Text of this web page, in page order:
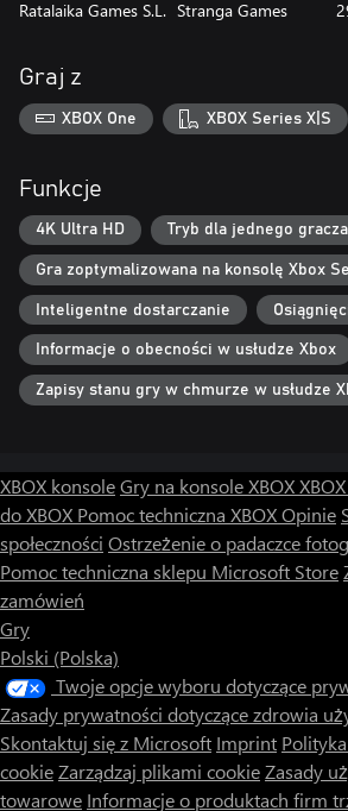
Ratalaika Games S.L. Stranga Games
Graj z
XBOX One XBOX Series X|S
Funkcje
4K Ultra HD Tryb dla jednego gracza
Gra zoptymalizowana na konsolę Xbox
Inteligentne dostarczanie
Informacje o obecności w usłudze Xbox
Zapisy stanu gry w chmurze w usłudze
XBOX konsoleGry na konsole XBOX
do XBOX Pomoc techniczna XBOXOpinie
społeczności Ostrzeżenie o padaczce
Pomoc techniczna sklepu Microsoft Store
zamówień
Gry
Polski (Polska)
Twoje opcje wyboru dotyczące
Zasady prywatności dotyczące zdrowia
Skontaktuj się z Microsoft Imprint
cookieZarządzaj plikami cookieZasady
towarowe Informacje o produktach firm